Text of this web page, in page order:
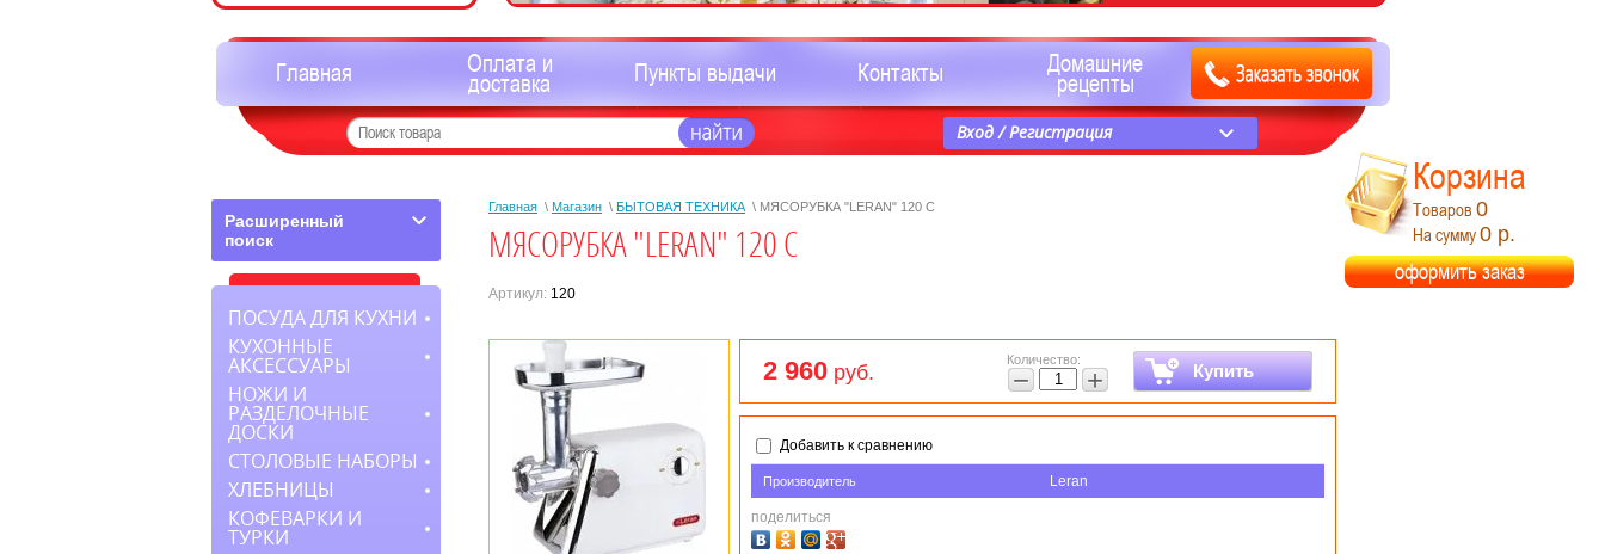
Вход / Регистрация
Главная Оплата и
доставка Пункты выдачи Контакты Домашние
рецепты
Главная \ Магазин \ БЫТОВАЯ ТЕХНИКА \ МЯСОРУБКА "LERAN" 120 С
МЯСОРУБКА "LERAN" 120 С
Артикул: 120
2 960 руб.
Количество:
− + Купить
Добавить к сравнению
Производитель Leran
поделиться
Корзина
Товаров 0
На сумму0 р.
оформить заказ
Расширенный
поиск
ПОСУДА ДЛЯ КУХНИ
КУХОННЫЕ
АКСЕССУАРЫ
НОЖИ И
РАЗДЕЛОЧНЫЕ
ДОСКИ
СТОЛОВЫЕ НАБОРЫ
ХЛЕБНИЦЫ
КОФЕВАРКИ И
ТУРКИ